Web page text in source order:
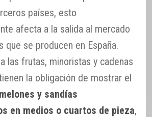
países, esto
afecta a la salida al mercado
que se producen en España.
las frutas, minoristas y cadenas
la obligación de mostrar el
y sandías
en medios o cuartos de pieza,